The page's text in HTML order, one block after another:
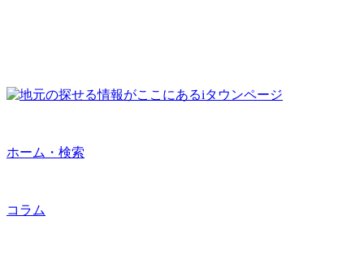
ホーム・検索
コラム